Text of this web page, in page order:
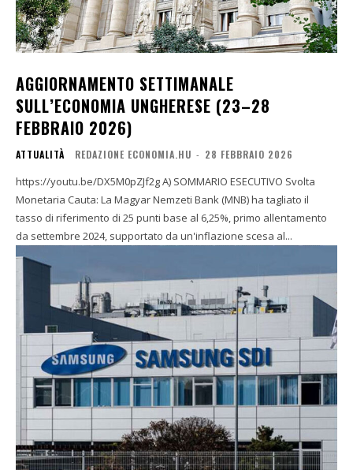
AGGIORNAMENTO SETTIMANALE
SULL’ECONOMIA UNGHERESE (23–28
FEBBRAIO 2026)
ATTUALITÀ REDAZIONE ECONOMIA.HU - 28 FEBBRAIO 2026
https://youtu.be/DX5M0pZJf2g A) SOMMARIO ESECUTIVO Svolta
Monetaria Cauta: La Magyar Nemzeti Bank (MNB) ha tagliato il
tasso di riferimento di 25 punti base al 6,25%, primo allentamento
da settembre 2024, supportato da un'inflazione scesa al...